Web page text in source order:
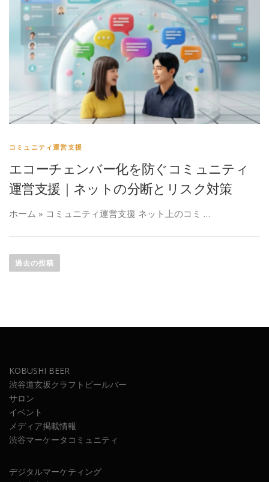
コミュニティ運営支援
エコーチェンバー化を防ぐコミュニティ
運営支援｜ネットの分断とリスク対策
ホーム » コミュニティ運営支援 ネット上のコミ …
稿
ナ
ン
過去の投稿
KOBUSHI BEER
渋谷道玄坂クラフトビールバー
サロン
イベント
メディア掲載情報
渋谷マーケータコミュニティ
デジタルマーケティング